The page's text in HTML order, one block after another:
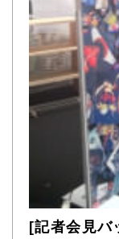
[記者会見バ